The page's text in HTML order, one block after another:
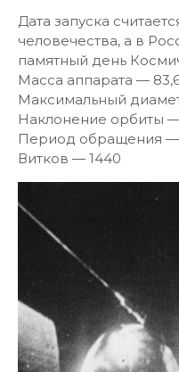
Дата запуска
человечества, а в
памятный день
Масса аппарата —
Максимальный
Наклонение орбиты —
Период обращения —
Витков — 1440